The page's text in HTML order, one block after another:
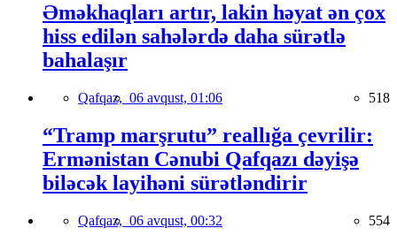
Əməkhaqları artır, lakin həyat ən çox
hiss edilən sahələrdə daha sürətlə
bahalaşır
Qafqaz, 06 avqust, 01:06 518
“Tramp marşrutu” reallığa çevrilir:
Ermənistan Cənubi Qafqazı dəyişə
biləcək layihəni sürətləndirir
Qafqaz, 06 avqust, 00:32 554